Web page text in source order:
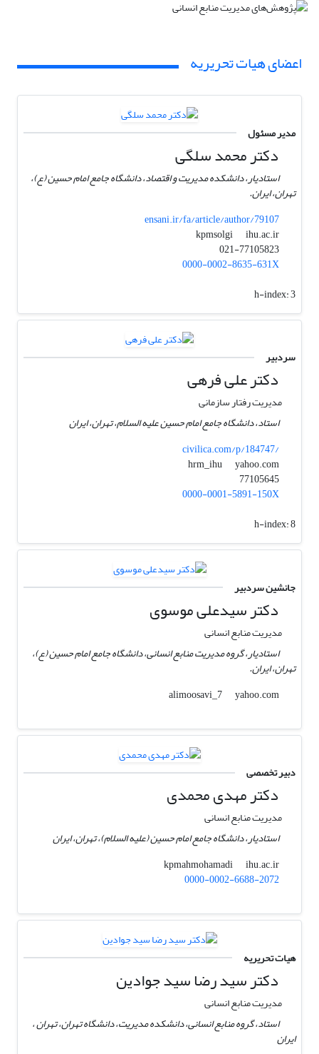
اعضای هیات تحریریه
مدیر مسئول
دکتر محمد سلگی
استادیار، دانشکده مدیریت و اقتصاد، دانشگاه جامع امام حسین (ع)،
تهران، ایران.
ensani.ir/fa/article/author/79107
kpmsolgi
ihu.ac.ir
021-77105823
0000-0002-8635-631X
h-index:3
سردبیر
دکتر علی فرهی
مدیریت رفتار سازمانی
استاد، دانشگاه جامع امام حسین علیه السلام، تهران، ایران
civilica.com/p/184747/
hrm_ihu
yahoo.com
77105645
0000-0001-5891-150X
h-index:8
جانشین سردبیر
دکتر سیدعلی موسوی
مدیریت منابع انسانی
استادیار، گروه مدیریت منابع انسانی، دانشگاه جامع امام حسین (ع)،
تهران، ایران.
alimoosavi_7
yahoo.com
دبیر تخصصی
دکتر مهدی محمدی
مدیریت منابع انسانی
استادیار، دانشگاه جامع امام حسین (علیه السلام)، تهران، ایران
kpmahmohamadi
ihu.ac.ir
0000-0002-6688-2072
هیات تحریریه
دکتر سید رضا سید جوادین
مدیریت منابع انسانی
استاد، گروه منابع انسانی، دانشکده مدیریت، دانشگاه تهران، تهران ،
ایران